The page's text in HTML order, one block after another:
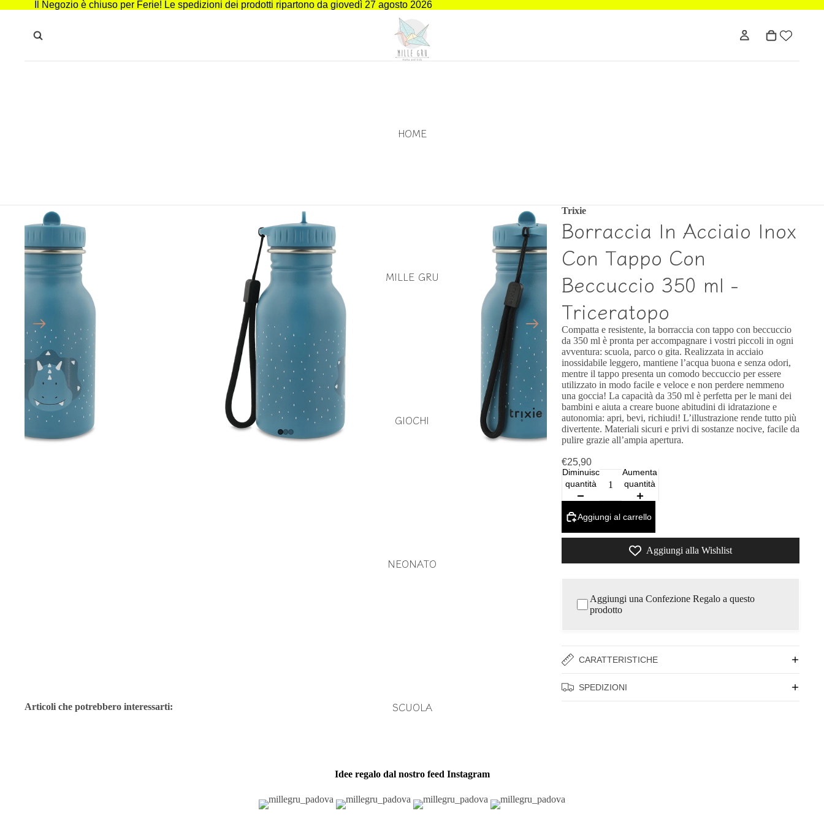
Il Negozio è chiuso per Ferie! Le spedizioni dei prodotti ripartono da giovedì 27 agosto 2026
HOME
MILLE GRU
GIOCHI
NEONATO
SCUOLA
Trixie
Borraccia In Acciaio Inox
Con Tappo Con
Beccuccio 350 ml -
Triceratopo
Compatta e resistente, la borraccia con tappo con beccuccio
da 350 ml è pronta per accompagnare i vostri piccoli in ogni
avventura: scuola, parco o gita. Realizzata in acciaio
inossidabile leggero, mantiene l’acqua buona e senza odori,
mentre il tappo presenta un comodo beccuccio per essere
utilizzato in modo facile e veloce e non perdere nemmeno
una goccia! La capacità da 350 ml è perfetta per le mani dei
bambini e aiuta a creare buone abitudini di idratazione e
autonomia: apri, bevi, richiudi! L’illustrazione rende tutto più
divertente. Materiali sicuri e privi di sostanze nocive, facile da
pulire grazie all’ampia apertura.
€25,90
Diminuisci
quantità
Aumenta
quantità
Aggiungi al carrello
Aggiungi alla Wishlist
Aggiungi una Confezione Regalo a questo
prodotto
CARATTERISTICHE
SPEDIZIONI
Articoli che potrebbero interessarti:
Idee regalo dal nostro feed Instagram